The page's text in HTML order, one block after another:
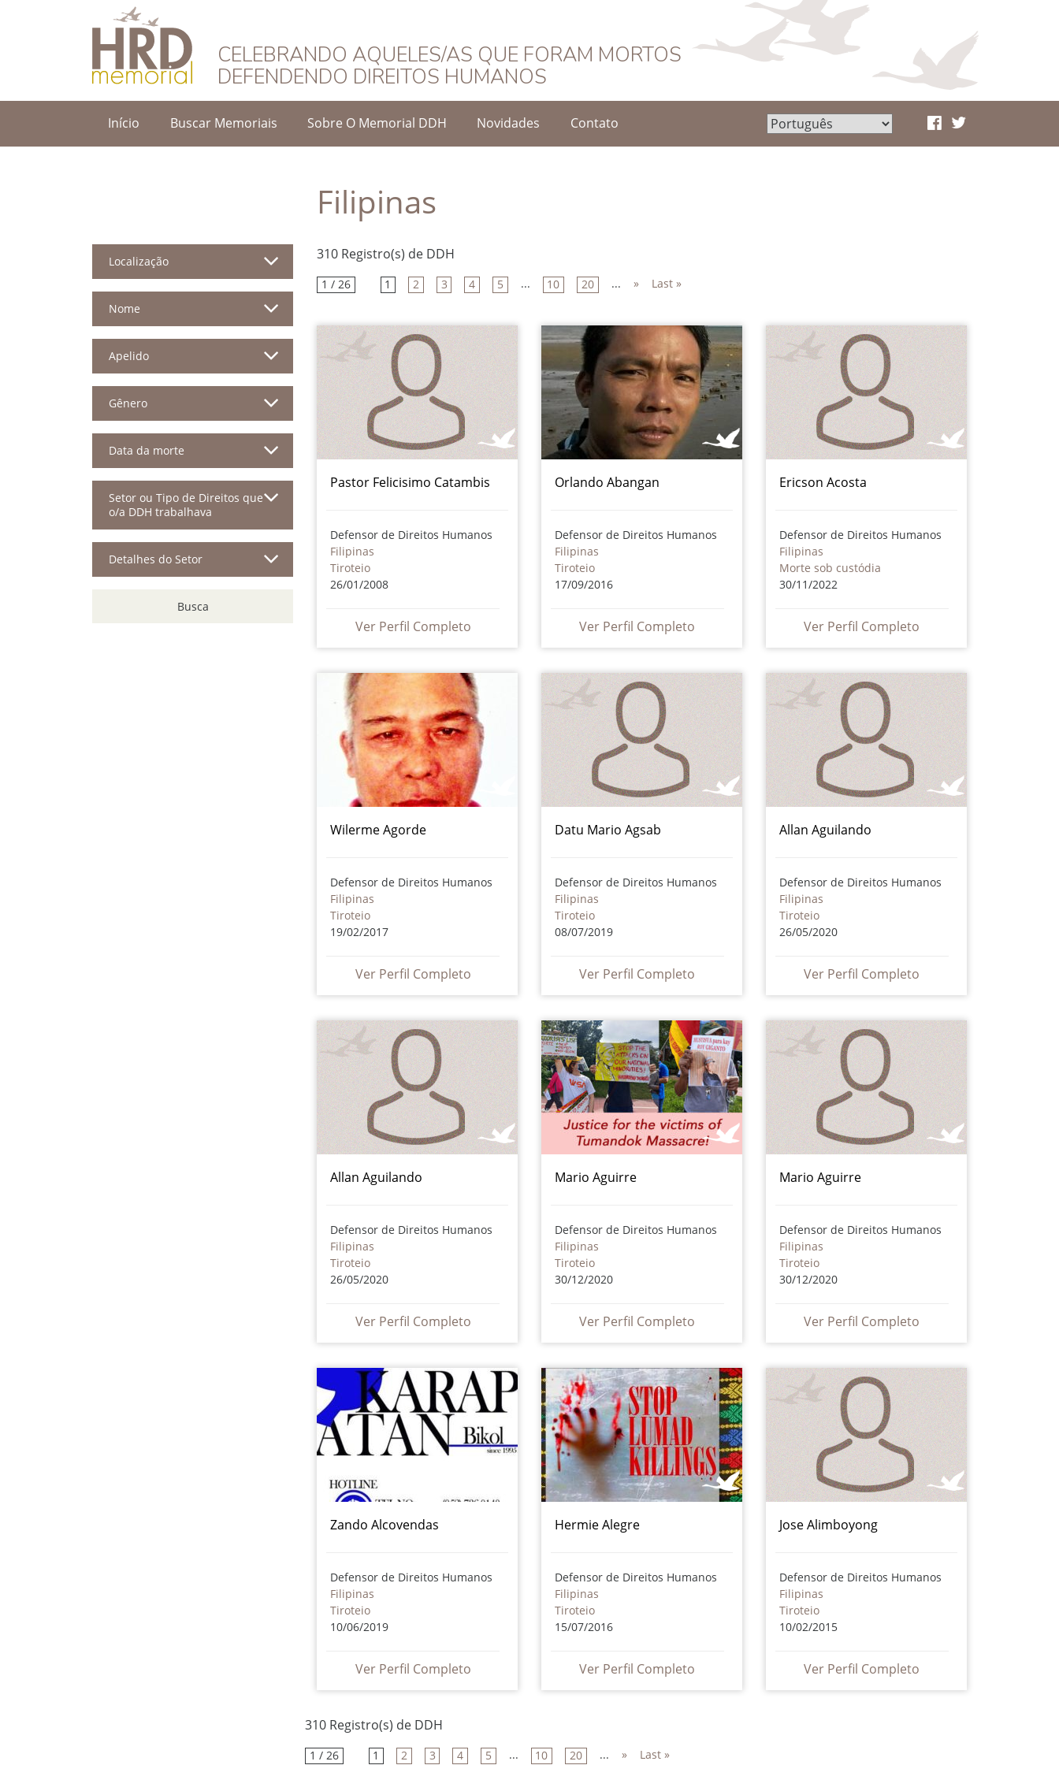
HRD Memorial – Português
CELEBRANDO AQUELES/AS QUE FORAM MORTOS
DEFENDENDO DIREITOS HUMANOS
Início Buscar Memoriais Sobre O Memorial DDH Novidades Contato
Filipinas
Localização
Nome
Apelido
Gênero
Data da morte
Setor ou Tipo de Direitos que
o/a DDH trabalhava
Detalhes do Setor
Busca
310 Registro(s) de DDH
1 / 26 1 2 3 4 5 ... 10 20 ... » Last »
Pastor Felicisimo Catambis
Defensor de Direitos Humanos
Filipinas
Tiroteio
26/01/2008
Ver Perfil Completo
Orlando Abangan
Defensor de Direitos Humanos
Filipinas
Tiroteio
17/09/2016
Ver Perfil Completo
Ericson Acosta
Defensor de Direitos Humanos
Filipinas
Morte sob custódia
30/11/2022
Ver Perfil Completo
Wilerme Agorde
Defensor de Direitos Humanos
Filipinas
Tiroteio
19/02/2017
Ver Perfil Completo
Datu Mario Agsab
Defensor de Direitos Humanos
Filipinas
Tiroteio
08/07/2019
Ver Perfil Completo
Allan Aguilando
Defensor de Direitos Humanos
Filipinas
Tiroteio
26/05/2020
Ver Perfil Completo
Allan Aguilando
Defensor de Direitos Humanos
Filipinas
Tiroteio
26/05/2020
Ver Perfil Completo
Mario Aguirre
Defensor de Direitos Humanos
Filipinas
Tiroteio
30/12/2020
Ver Perfil Completo
Mario Aguirre
Defensor de Direitos Humanos
Filipinas
Tiroteio
30/12/2020
Ver Perfil Completo
Zando Alcovendas
Defensor de Direitos Humanos
Filipinas
Tiroteio
10/06/2019
Ver Perfil Completo
Hermie Alegre
Defensor de Direitos Humanos
Filipinas
Tiroteio
15/07/2016
Ver Perfil Completo
Jose Alimboyong
Defensor de Direitos Humanos
Filipinas
Tiroteio
10/02/2015
Ver Perfil Completo
310 Registro(s) de DDH
1 / 26 1 2 3 4 5 ... 10 20 ... » Last »